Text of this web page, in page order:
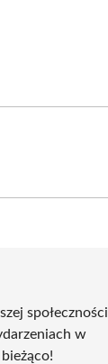
społeczności
w